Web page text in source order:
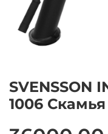
SVENSSON
1006